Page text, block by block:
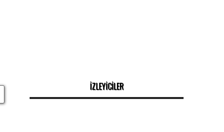
İZLEYİCİLER